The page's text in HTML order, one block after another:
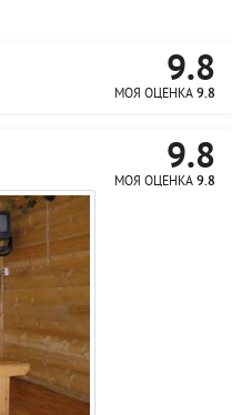
9.8
МОЯ ОЦЕНКА 9.8
9.8
МОЯ ОЦЕНКА 9.8